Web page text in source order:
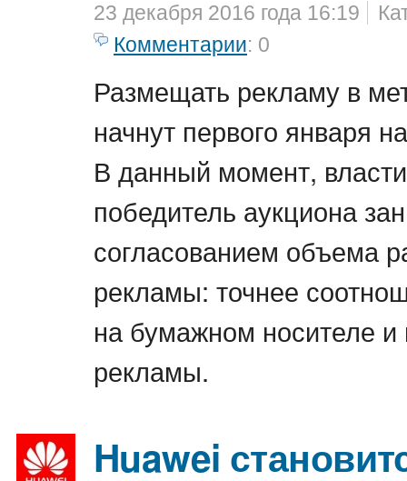
23 декабря 2016 года 16:19
Комментарии: 0
Размещать рекламу в
начнут первого января
В данный момент,
победитель аукциона
согласованием объема
рекламы: точнее
на бумажном носителе и
рекламы.
Huawei